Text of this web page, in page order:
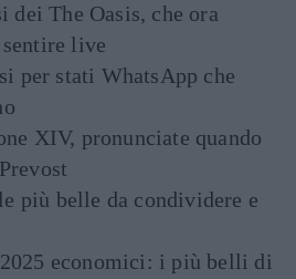
dei The Oasis, che ora
sentire live
per stati WhatsApp che
XIV, pronunciate quando
più belle da condividere e
economici: i più belli di